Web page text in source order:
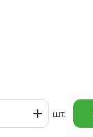
шт.